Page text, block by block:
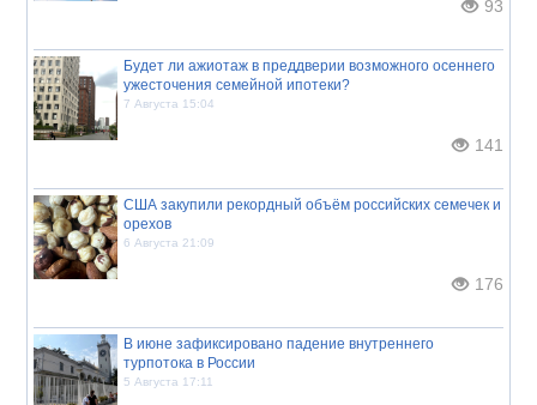
93
Будет ли ажиотаж в преддверии возможного осеннего
ужесточения семейной ипотеки?
7 Августа 15:04
141
США закупили рекордный объём российских семечек и
орехов
6 Августа 21:09
176
В июне зафиксировано падение внутреннего
турпотока в России
5 Августа 17:11